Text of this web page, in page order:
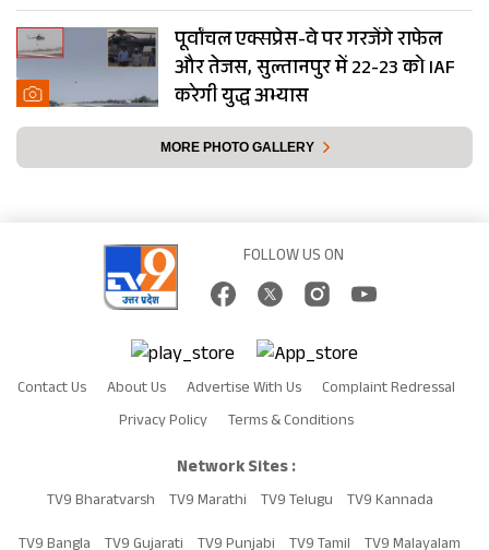
पूर्वांचल एक्सप्रेस-वे पर गरजेंगे राफेल
और तेजस, सुल्तानपुर में 22-23 को IAF
करेगी युद्ध अभ्यास
MORE PHOTO GALLERY
FOLLOW US ON
Contact Us About Us Advertise With Us
Complaint Redressal
Privacy Policy
Terms & Conditions
Network Sites :
TV9 Bharatvarsh TV9 Marathi TV9 Telugu TV9 Kannada